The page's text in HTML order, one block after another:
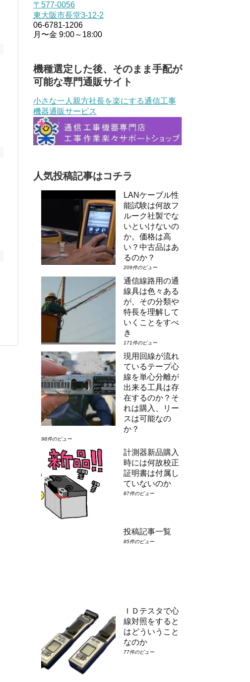
〒577-0056
東大阪市長堂3-12-2
06-6781-1206
月〜金 9:00～18:00
機種選定した後、そのまま手配が
可能な専門通販サイト
小さな一人親方社長を楽にする通信工事
機器通販サービス
人気投稿記事はコチラ
LANケーブル性
能試験は何故フ
ルーク社製でな
いといけないの
か。価格は高
い？中古品はあ
るのか？
209件のビュー
通信線路用の通
線具は色々ある
が、その分類や
特長を理解して
いくことをすべ
き
171件のビュー
現用回線が流れ
ているテープ心
線を単心分離が
出来る工具は存
在するのか？そ
れは購入、リー
スは可能なの
か？
98件のビュー
計測器新品購入
時には何故校正
証明書は付属し
ていないのか
87件のビュー
投稿記事一覧
85件のビュー
ＩＤテスタで心
線対照をすると
はどういうこと
なのか
77件のビュー